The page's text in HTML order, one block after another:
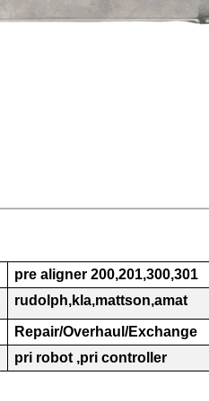
pre aligner 200,201,300,301
rudolph,kla,mattson,amat
Repair/Overhaul/Exchange
pri robot ,pri controller